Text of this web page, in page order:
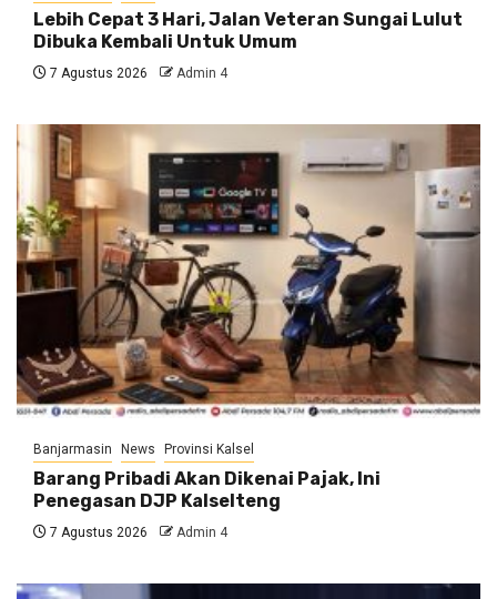
Lebih Cepat 3 Hari, Jalan Veteran Sungai Lulut
Dibuka Kembali Untuk Umum
7 Agustus 2026 Admin 4
Banjarmasin News Provinsi Kalsel
Barang Pribadi Akan Dikenai Pajak, Ini
Penegasan DJP Kalselteng
7 Agustus 2026 Admin 4